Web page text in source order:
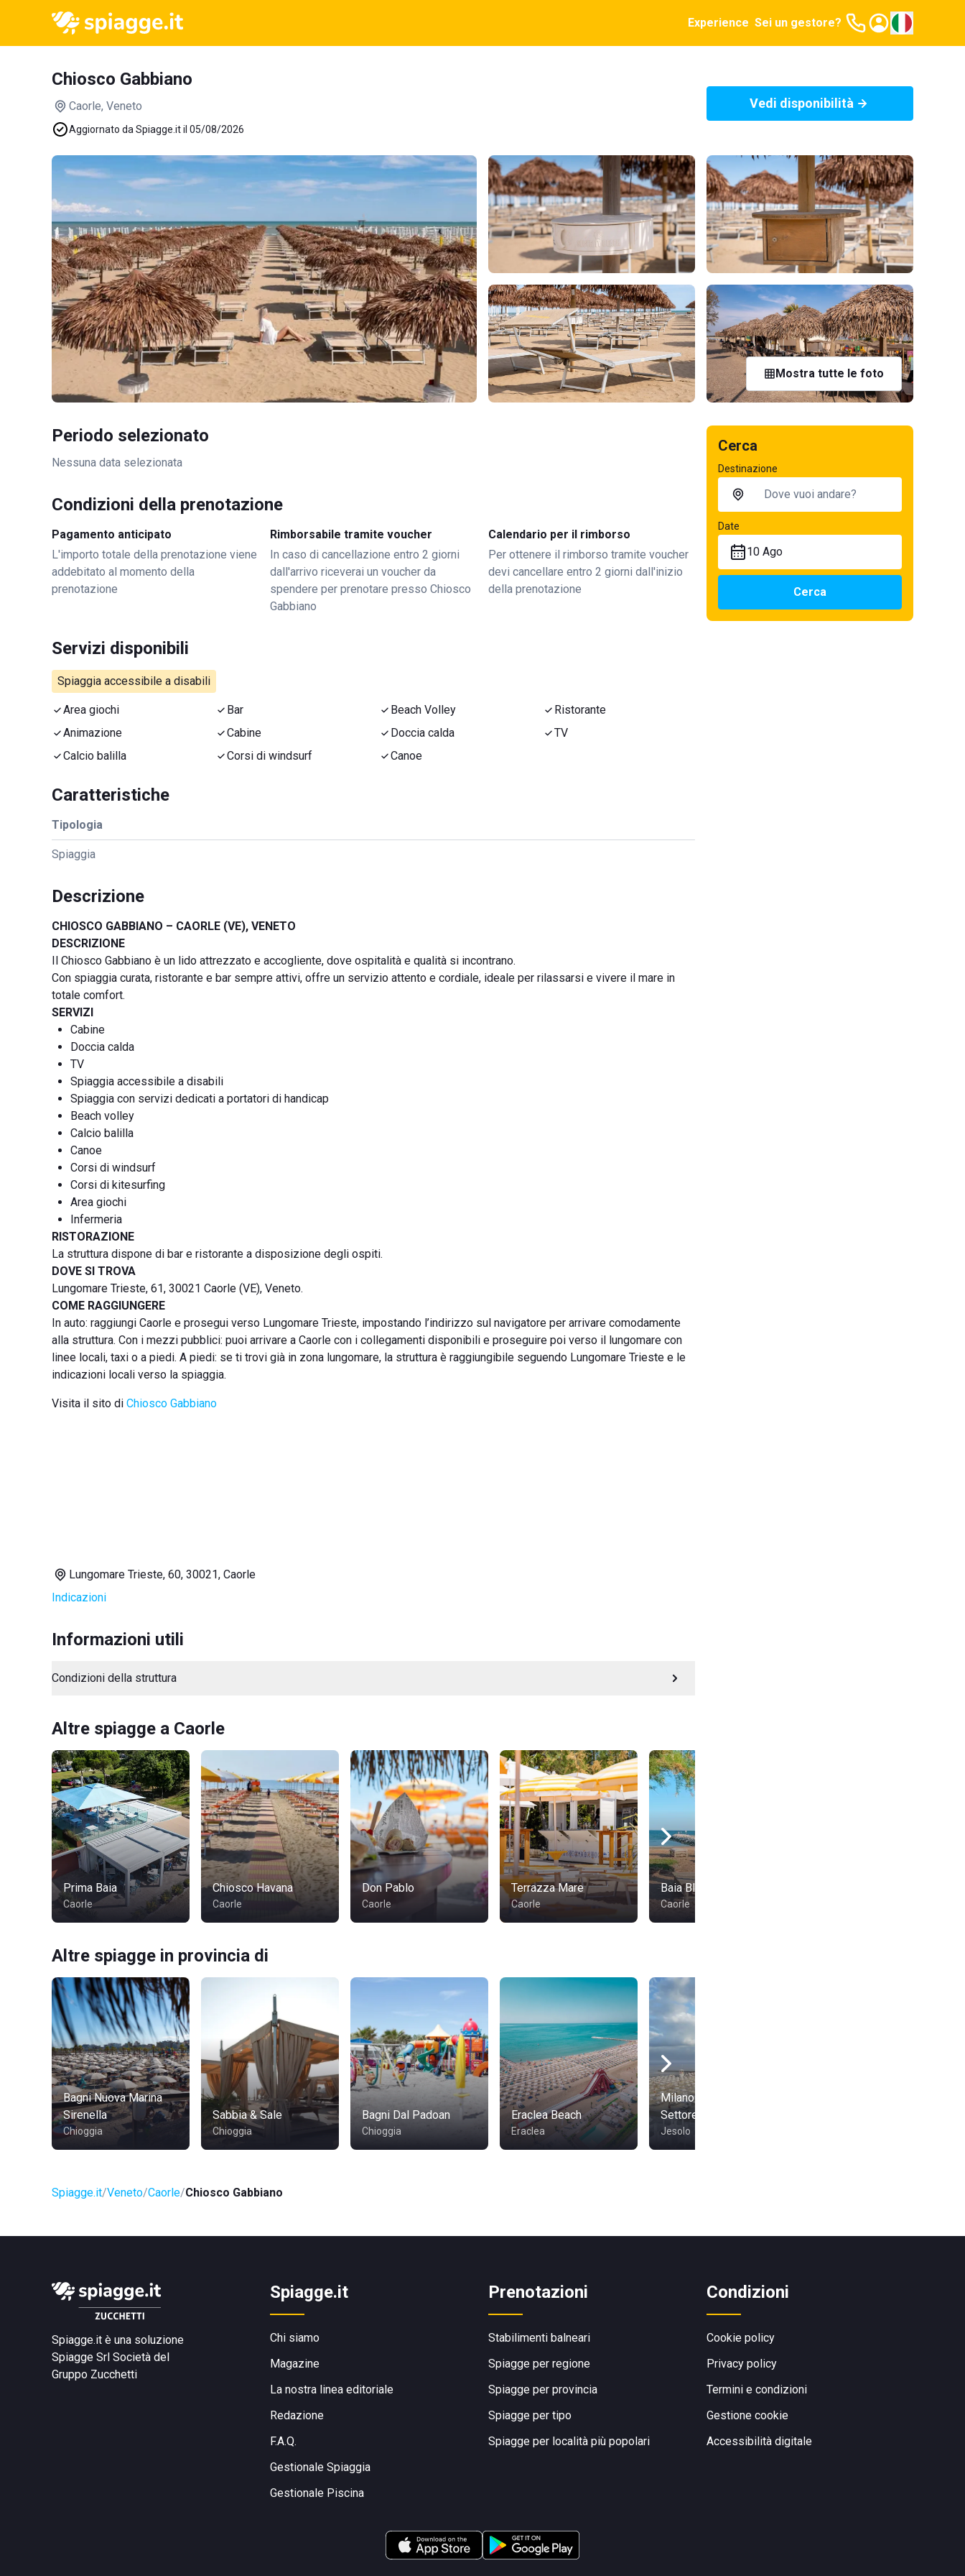
Experience Sei un gestore?
Chiosco Gabbiano
Caorle, Veneto
Aggiornato da Spiagge.it il 05/08/2026
Vedi disponibilità
Mostra tutte le foto
Periodo selezionato
Nessuna data selezionata
Condizioni della prenotazione
Pagamento anticipato
L'importo totale della prenotazione viene
addebitato al momento della
prenotazione
Rimborsabile tramite voucher
In caso di cancellazione entro 2 giorni
dall'arrivo riceverai un voucher da
spendere per prenotare presso Chiosco
Gabbiano
Calendario per il rimborso
Per ottenere il rimborso tramite voucher
devi cancellare entro 2 giorni dall'inizio
della prenotazione
Servizi disponibili
Spiaggia accessibile a disabili
Area giochi Bar Beach Volley
Ristorante
Animazione
Cabine Doccia calda
TV
Calcio balilla
Corsi di windsurf Canoe
Caratteristiche
Tipologia
Spiaggia
Descrizione
CHIOSCO GABBIANO – CAORLE (VE), VENETO
DESCRIZIONE
Il Chiosco Gabbiano è un lido attrezzato e accogliente, dove ospitalità e qualità si incontrano.
Con spiaggia curata, ristorante e bar sempre attivi, offre un servizio attento e cordiale, ideale per rilassarsi e vivere il mare in
totale comfort.
SERVIZI
Cabine
Doccia calda
TV
Spiaggia accessibile a disabili
Spiaggia con servizi dedicati a portatori di handicap
Beach volley
Calcio balilla
Canoe
Corsi di windsurf
Corsi di kitesurfing
Area giochi
Infermeria
RISTORAZIONE
La struttura dispone di bar e ristorante a disposizione degli ospiti.
DOVE SI TROVA
Lungomare Trieste, 61, 30021 Caorle (VE), Veneto.
COME RAGGIUNGERE
In auto: raggiungi Caorle e prosegui verso Lungomare Trieste, impostando l’indirizzo sul navigatore per arrivare comodamente
alla struttura. Con i mezzi pubblici: puoi arrivare a Caorle con i collegamenti disponibili e proseguire poi verso il lungomare con
linee locali, taxi o a piedi. A piedi: se ti trovi già in zona lungomare, la struttura è raggiungibile seguendo Lungomare Trieste e le
indicazioni locali verso la spiaggia.
Visita il sito di Chiosco Gabbiano
Lungomare Trieste, 60, 30021, Caorle
Indicazioni
Informazioni utili
Condizioni della struttura
Altre spiagge a Caorle
Prima Baia
Caorle
Chiosco Havana
Caorle
Don Pablo
Caorle
Terrazza Mare
Caorle
Baia Blu Beach
Caorle
Altre spiagge in provincia di
Bagni Nuova Marina
Sirenella
Chioggia
Sabbia & Sale
Chioggia
Bagni Dal Padoan
Chioggia
Eraclea Beach
Eraclea
Milano Beach Life
Settore A
Jesolo
Spiagge.it Veneto Caorle Chiosco Gabbiano
Cerca
Destinazione
Date
10 Ago
Cerca
Spiagge.it è una soluzione
Spiagge Srl Società del
Gruppo Zucchetti
Spiagge.it
Chi siamo
Magazine
La nostra linea editoriale
Redazione
F.A.Q.
Gestionale Spiaggia
Gestionale Piscina
Prenotazioni
Stabilimenti balneari
Spiagge per regione
Spiagge per provincia
Spiagge per tipo
Spiagge per località più popolari
Condizioni
Cookie policy
Privacy policy
Termini e condizioni
Gestione cookie
Accessibilità digitale